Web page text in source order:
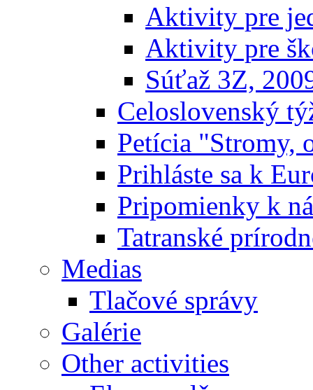
Aktivity pre
Aktivity pre
Súťaž 3Z,
Celoslovenský
Petícia "Stromy,
Prihláste sa k
Pripomienky k
Tatranské
Medias
Tlačové správy
Galérie
Other activities